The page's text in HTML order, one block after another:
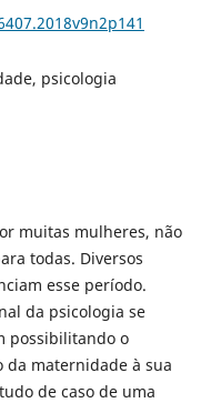
psicologia
muitas mulheres, não
todas. Diversos
esse período.
da psicologia se
possibilitando o
da maternidade à sua
de caso de uma